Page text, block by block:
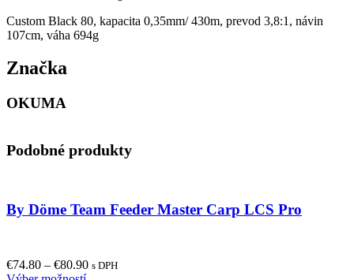
Custom Black 80, kapacita 0,35mm/ 430m, prevod 3,8:1, návin
107cm, váha 694g
Značka
OKUMA
Podobné produkty
By Döme Team Feeder Master Carp LCS Pro
€74.80 – €80.90 s DPH